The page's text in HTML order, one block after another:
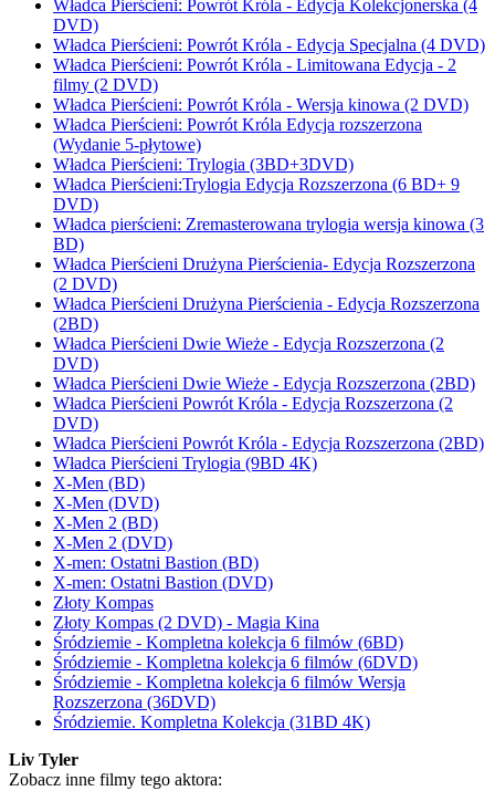
Władca Pierścieni: Powrót Króla - Edycja Kolekcjonerska (4
DVD)
Władca Pierścieni: Powrót Króla - Edycja Specjalna (4 DVD)
Władca Pierścieni: Powrót Króla - Limitowana Edycja - 2
filmy (2 DVD)
Władca Pierścieni: Powrót Króla - Wersja kinowa (2 DVD)
Władca Pierścieni: Powrót Króla Edycja rozszerzona
(Wydanie 5-płytowe)
Władca Pierścieni: Trylogia (3BD+3DVD)
Władca Pierścieni:Trylogia Edycja Rozszerzona (6 BD+ 9
DVD)
Władca pierścieni: Zremasterowana trylogia wersja kinowa (3
BD)
Władca Pierścieni Drużyna Pierścienia- Edycja Rozszerzona
(2 DVD)
Władca Pierścieni Drużyna Pierścienia - Edycja Rozszerzona
(2BD)
Władca Pierścieni Dwie Wieże - Edycja Rozszerzona (2
DVD)
Władca Pierścieni Dwie Wieże - Edycja Rozszerzona (2BD)
Władca Pierścieni Powrót Króla - Edycja Rozszerzona (2
DVD)
Władca Pierścieni Powrót Króla - Edycja Rozszerzona (2BD)
Władca Pierścieni Trylogia (9BD 4K)
X-Men (BD)
X-Men (DVD)
X-Men 2 (BD)
X-Men 2 (DVD)
X-men: Ostatni Bastion (BD)
X-men: Ostatni Bastion (DVD)
Złoty Kompas
Złoty Kompas (2 DVD) - Magia Kina
Śródziemie - Kompletna kolekcja 6 filmów (6BD)
Śródziemie - Kompletna kolekcja 6 filmów (6DVD)
Śródziemie - Kompletna kolekcja 6 filmów Wersja
Rozszerzona (36DVD)
Śródziemie. Kompletna Kolekcja (31BD 4K)
Liv Tyler
Zobacz inne filmy tego aktora: